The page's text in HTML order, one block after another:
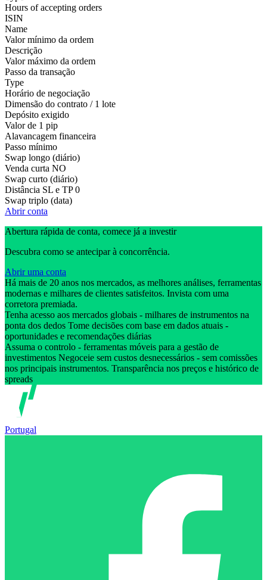
Hours of accepting orders
ISIN
Name
Valor mínimo da ordem
Descrição
Valor máximo da ordem
Passo da transação
Type
Horário de negociação
Dimensão do contrato / 1 lote
Depósito exigido
Valor de 1 pip
Alavancagem financeira
Passo mínimo
Swap longo (diário)
Venda curta NO
Swap curto (diário)
Distância SL e TP 0
Swap triplo (data)
Abrir conta
Abertura rápida de conta, comece já a investir
Descubra como se antecipar à concorrência.
Abrir uma conta
Há mais de 20 anos nos mercados, as melhores análises, ferramentas
modernas e milhares de clientes satisfeitos. Invista com uma
corretora premiada.
Tenha acesso aos mercados globais - milhares de instrumentos na
ponta dos dedos Tome decisões com base em dados atuais -
oportunidades e recomendações diárias
Assuma o controlo - ferramentas móveis para a gestão de
investimentos Negoceie sem custos desnecessários - sem comissões
nos principais instrumentos. Transparência nos preços e histórico de
spreads
Portugal